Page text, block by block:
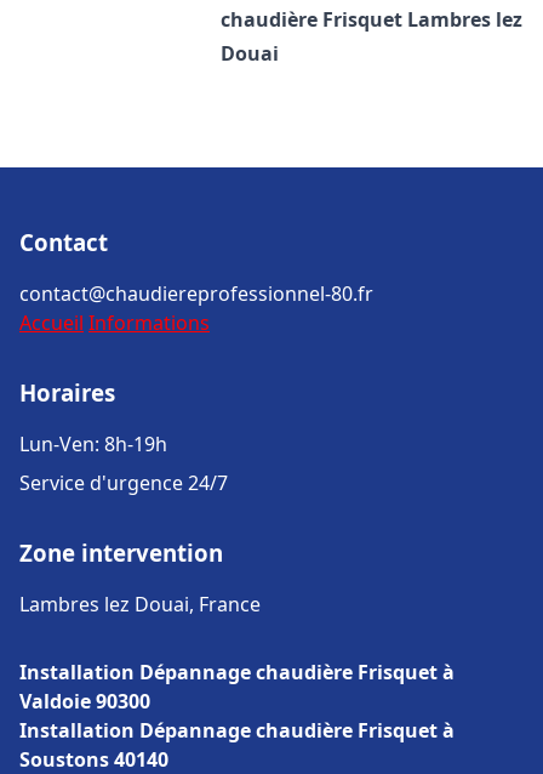
chaudière Frisquet Lambres lez
Douai
Contact
contact@chaudiereprofessionnel-80.fr
Accueil Informations
Horaires
Lun-Ven: 8h-19h
Service d'urgence 24/7
Zone intervention
Lambres lez Douai, France
Installation Dépannage chaudière Frisquet à
Valdoie 90300
Installation Dépannage chaudière Frisquet à
Soustons 40140